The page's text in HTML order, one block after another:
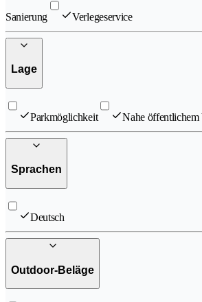
Sanierung Verlegeservice
Lage
Parkmöglichkeit Nahe öffentlichem
Sprachen
Deutsch
Outdoor-Beläge